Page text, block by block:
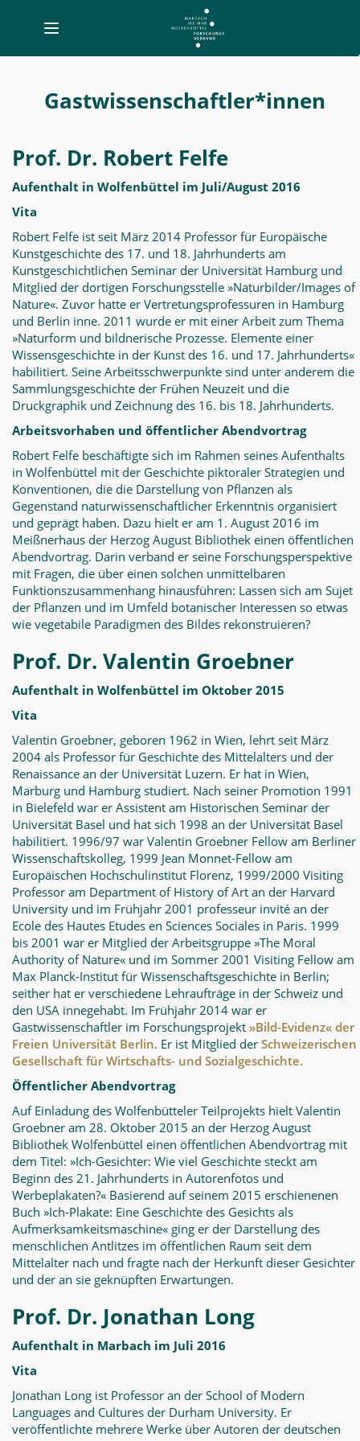
Toggle
navigation
MWW-
Forschung
Gastwissenschaftler*innen
Prof. Dr. Robert Felfe
Aufenthalt in Wolfenbüttel im Juli/August 2016
Vita
Robert Felfe ist seit März 2014 Professor für Europäische
Kunstgeschichte des 17. und 18. Jahrhunderts am
Kunstgeschichtlichen Seminar der Universität Hamburg und
Mitglied der dortigen Forschungsstelle »Naturbilder/Images of
Nature«. Zuvor hatte er Vertretungsprofessuren in Hamburg
und Berlin inne. 2011 wurde er mit einer Arbeit zum Thema
»Naturform und bildnerische Prozesse. Elemente einer
Wissensgeschichte in der Kunst des 16. und 17. Jahrhunderts«
habilitiert. Seine Arbeitsschwerpunkte sind unter anderem die
Sammlungsgeschichte der Frühen Neuzeit und die
Druckgraphik und Zeichnung des 16. bis 18. Jahrhunderts.
Arbeitsvorhaben und öffentlicher Abendvortrag
Robert Felfe beschäftigte sich im Rahmen seines Aufenthalts
in Wolfenbüttel mit der Geschichte piktoraler Strategien und
Konventionen, die die Darstellung von Pflanzen als
Gegenstand naturwissenschaftlicher Erkenntnis organisiert
und geprägt haben. Dazu hielt er am 1. August 2016 im
Meißnerhaus der Herzog August Bibliothek einen öffentlichen
Abendvortrag. Darin verband er seine Forschungsperspektive
mit Fragen, die über einen solchen unmittelbaren
Funktionszusammenhang hinausführen: Lassen sich am Sujet
der Pflanzen und im Umfeld botanischer Interessen so etwas
wie vegetabile Paradigmen des Bildes rekonstruieren?
Prof. Dr. Valentin Groebner
Aufenthalt in Wolfenbüttel im Oktober 2015
Vita
Valentin Groebner, geboren 1962 in Wien, lehrt seit März
2004 als Professor für Geschichte des Mittelalters und der
Renaissance an der Universität Luzern. Er hat in Wien,
Marburg und Hamburg studiert. Nach seiner Promotion 1991
in Bielefeld war er Assistent am Historischen Seminar der
Universität Basel und hat sich 1998 an der Universität Basel
habilitiert. 1996/97 war Valentin Groebner Fellow am Berliner
Wissenschaftskolleg, 1999 Jean Monnet-Fellow am
Europäischen Hochschulinstitut Florenz, 1999/2000 Visiting
Professor am Department of History of Art an der Harvard
University und im Frühjahr 2001 professeur invité an der
Ecole des Hautes Etudes en Sciences Sociales in Paris. 1999
bis 2001 war er Mitglied der Arbeitsgruppe »The Moral
Authority of Nature« und im Sommer 2001 Visiting Fellow am
Max Planck-Institut für Wissenschaftsgeschichte in Berlin;
seither hat er verschiedene Lehraufträge in der Schweiz und
den USA innegehabt. Im Frühjahr 2014 war er
Gastwissenschaftler im Forschungsprojekt »Bild-Evidenz« der
Freien Universität Berlin. Er ist Mitglied der Schweizerischen
Gesellschaft für Wirtschafts- und Sozialgeschichte.
Öffentlicher Abendvortrag
Auf Einladung des Wolfenbütteler Teilprojekts hielt Valentin
Groebner am 28. Oktober 2015 an der Herzog August
Bibliothek Wolfenbüttel einen öffentlichen Abendvortrag mit
dem Titel: »Ich-Gesichter: Wie viel Geschichte steckt am
Beginn des 21. Jahrhunderts in Autorenfotos und
Werbeplakaten?« Basierend auf seinem 2015 erschienenen
Buch »Ich-Plakate: Eine Geschichte des Gesichts als
Aufmerksamkeitsmaschine« ging er der Darstellung des
menschlichen Antlitzes im öffentlichen Raum seit dem
Mittelalter nach und fragte nach der Herkunft dieser Gesichter
und der an sie geknüpften Erwartungen.
Prof. Dr. Jonathan Long
Aufenthalt in Marbach im Juli 2016
Vita
Jonathan Long ist Professor an der School of Modern
Languages and Cultures der Durham University. Er
veröffentlichte mehrere Werke über Autoren der deutschen